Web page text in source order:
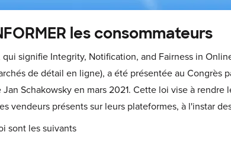
les consommateurs
qui signifie Integrity, Notification, and Fairness in
de détail en ligne), a été présentée au Congrès
Schakowsky en mars 2021. Cette loi vise à rendre
vendeurs présents sur leurs plateformes, à l'instar
sont les suivants